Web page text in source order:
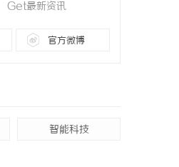
Get最新资讯
官方微博
智能科技